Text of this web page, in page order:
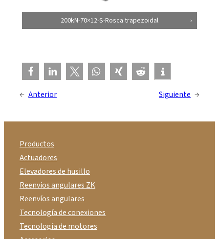
200kN-70×12-S-Rosca trapezoidal
← Anterior Siguiente →
Productos
Actuadores
Elevadores de husillo
Reenvíos angulares ZK
Reenvíos angulares
Tecnología de conexiones
Tecnología de motores